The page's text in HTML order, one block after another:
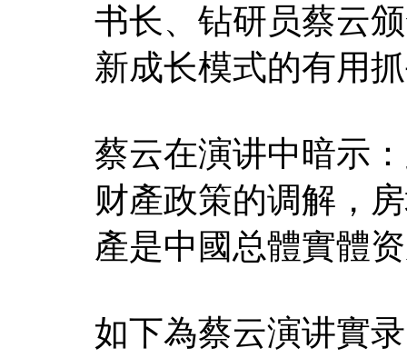
书长、钻研员蔡云
新成长模式的有用
蔡云在演讲中暗示
财產政策的调解，
產是中國总體實體
如下為蔡云演讲實